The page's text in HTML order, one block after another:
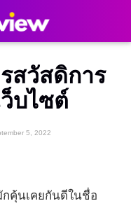
สวัสดิการ
บไซต์
5, 2022
กคุ้นเคยกันดีในชื่อ